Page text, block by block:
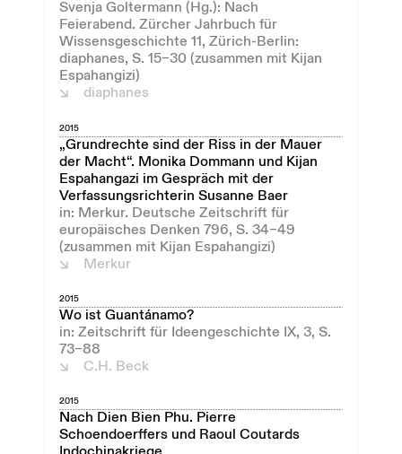
Svenja Goltermann (Hg.): Nach
Feierabend. Zürcher Jahrbuch für
Wissensgeschichte 11, Zürich-Berlin:
diaphanes, S. 15–30 (zusammen mit Kijan
Espahangizi)
diaphanes
2015
„Grundrechte sind der Riss in der Mauer
der Macht“. Monika Dommann und Kijan
Espahangazi im Gespräch mit der
Verfassungsrichterin Susanne Baer
in: Merkur. Deutsche Zeitschrift für
europäisches Denken 796, S. 34–49
(zusammen mit Kijan Espahangizi)
Merkur
2015
Wo ist Guantánamo?
in: Zeitschrift für Ideengeschichte IX, 3, S.
73–88
C.H. Beck
2015
Nach Dien Bien Phu. Pierre
Schoendoerffers und Raoul Coutards